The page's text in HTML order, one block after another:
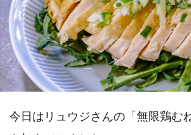
今日はリュウジさんの「無限鶏む